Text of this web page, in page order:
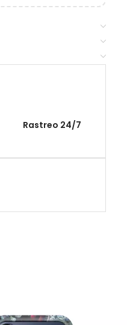
Rastreo 24/7